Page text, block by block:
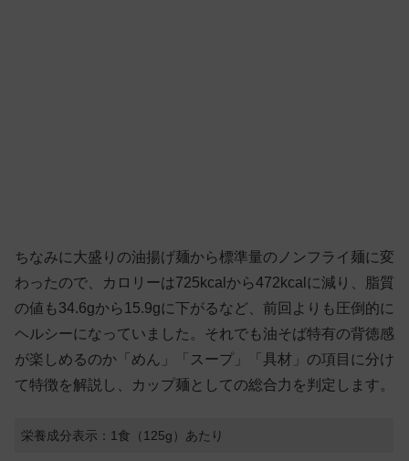
ちなみに大盛りの油揚げ麺から標準量のノンフライ麺に変
わったので、カロリーは725kcalから472kcalに減り、脂質
の値も34.6gから15.9gに下がるなど、前回よりも圧倒的に
ヘルシーになっていました。それでも油そば特有の背徳感
が楽しめるのか「めん」「スープ」「具材」の項目に分け
て特徴を解説し、カップ麺としての総合力を判定します。
栄養成分表示：1食（125g）あたり